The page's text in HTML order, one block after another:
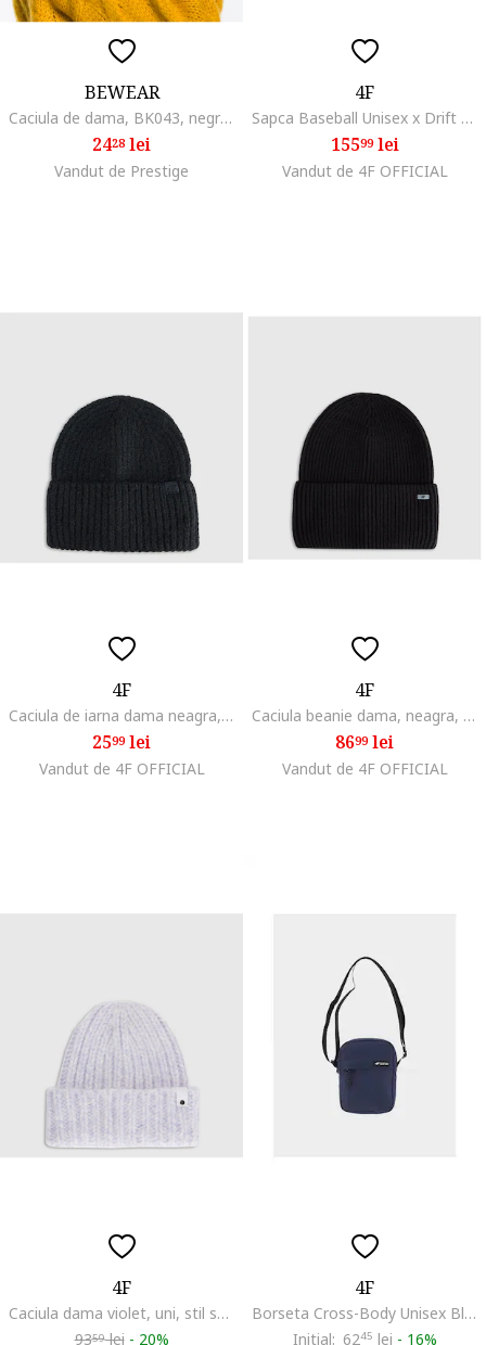
BEWEAR
Caciula de dama, BK043, negru, 100% acril, universala
2428 lei
Vandut de Prestige
4F
Sapca Baseball Unisex x Drift Masters, Vara, Cozoroc Curbat, Broderie, Reglabila, Bumbac, SS25
15599lei
Vandut de 4F OFFICIAL
4F
Caciula de iarna dama neagra, M, material gros
2599lei
Vandut de 4F OFFICIAL
4F
Caciula beanie dama, neagra, S, din viscoza
8699lei
Vandut de 4F OFFICIAL
4F
Caciula dama violet, uni, stil sportiv, sezon toamna-iarna
9359lei - 20%
4F
Borseta Cross-Body Unisex Bleumarin Junior Sportstyle din Poliester, 13.5x17.5 cm
Initial: 6245 lei - 16%